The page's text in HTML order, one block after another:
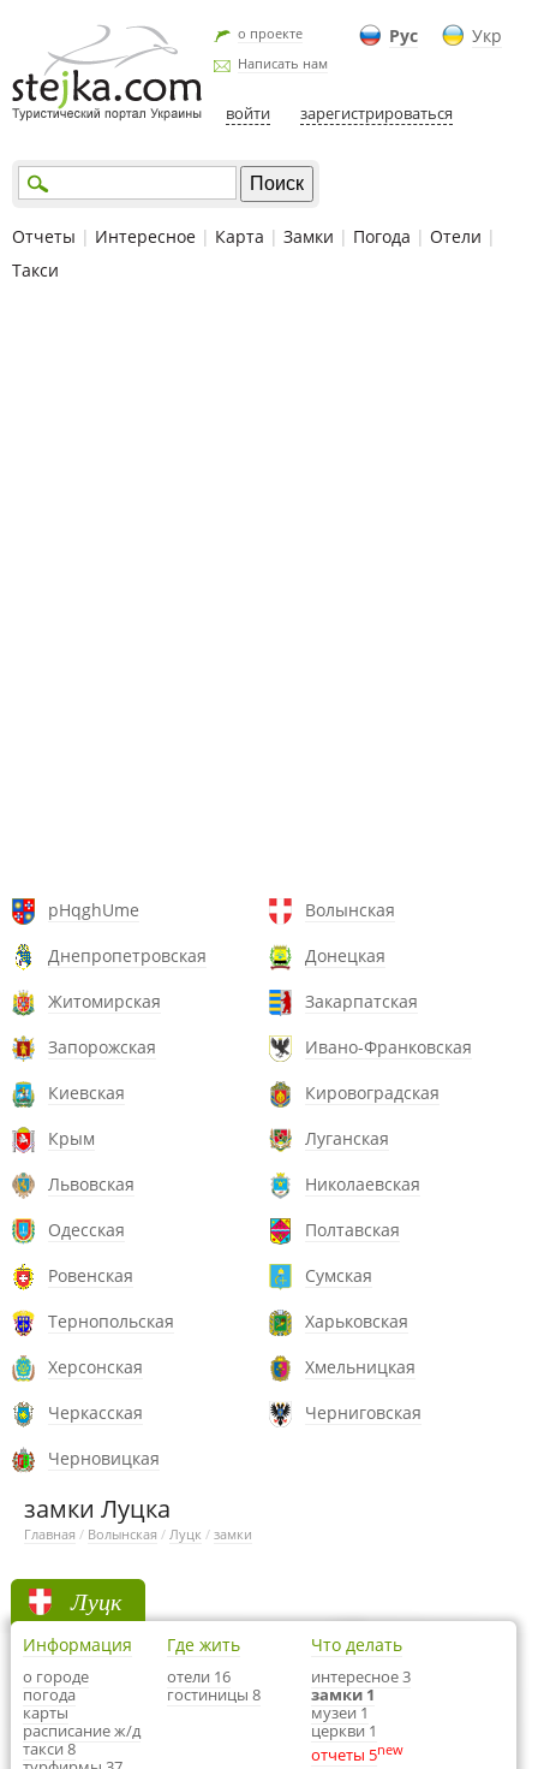
Рус Укр
о проекте
Написать нам
войти зарегистрироваться
Отчеты | Интересное | Карта | Замки | Погода | Отели |
Такси
pHqghUme
Волынская
Днепропетровская
Донецкая
Житомирская
Закарпатская
Запорожская
Ивано-Франковская
Киевская
Кировоградская
Крым
Луганская
Львовская
Николаевская
Одесская
Полтавская
Ровенская
Сумская
Тернопольская
Харьковская
Херсонская
Хмельницкая
Черкасская
Черниговская
Черновицкая
замки Луцка
Главная / Волынская / Луцк / замки
Луцк
Информация
о городе
погода
карты
расписание ж/д
такси 8
Где жить
отели 16
гостиницы 8
Что делать
интересное 3
замки 1
музеи 1
церкви 1
отчеты 5new